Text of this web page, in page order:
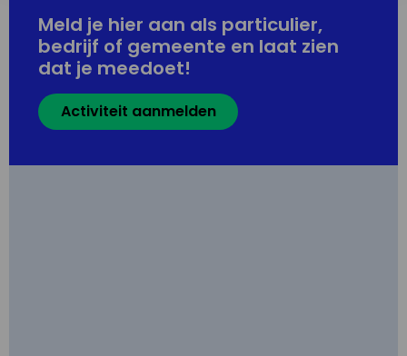
Meld je hier aan als particulier,
bedrijf of gemeente en laat zien
dat je meedoet!
Activiteit aanmelden